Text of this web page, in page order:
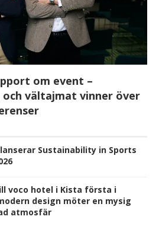
om event –
vältajmat vinner över
Sustainability in Sports
voco hotel i Kista första i
design möter en mysig
atmosfär